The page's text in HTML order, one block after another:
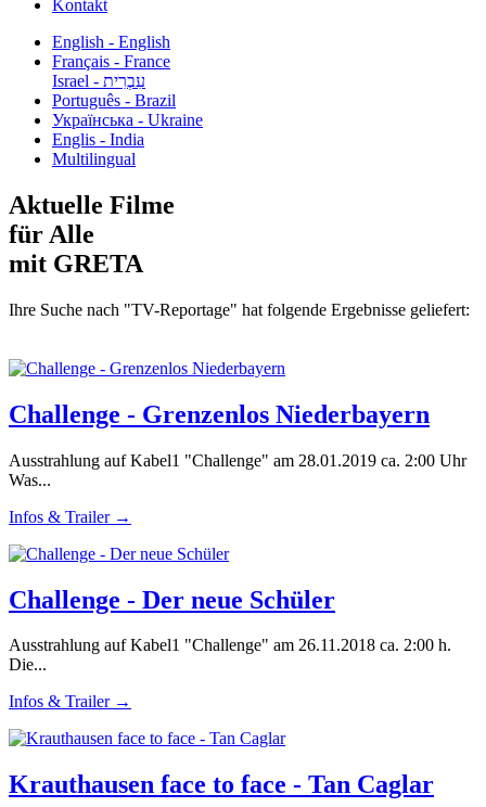
Kontakt
English - English
Français - France
עִבְרִית - Israel
Português - Brazil
Українська - Ukraine
Englis - India
Multilingual
Aktuelle Filme
für Alle
mit GRETA
Ihre Suche nach "TV-Reportage" hat folgende Ergebnisse geliefert:
Challenge - Grenzenlos Niederbayern
Ausstrahlung auf Kabel1 "Challenge" am 28.01.2019 ca. 2:00 Uhr
Was...
Infos & Trailer →
Challenge - Der neue Schüler
Ausstrahlung auf Kabel1 "Challenge" am 26.11.2018 ca. 2:00 h.
Die...
Infos & Trailer →
Krauthausen face to face - Tan Caglar